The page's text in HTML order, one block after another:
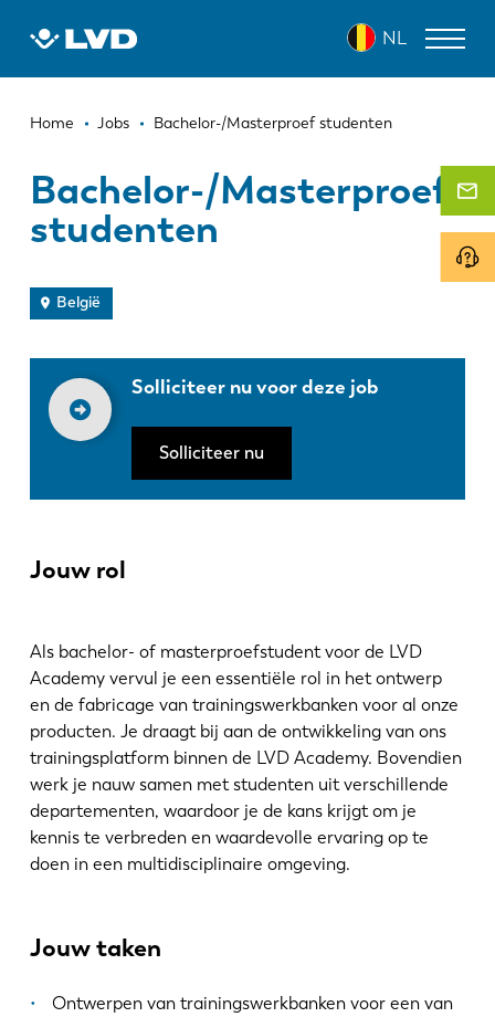
inhoud
NL
Kruimelpad
Home Jobs Bachelor-/Masterproef studenten
Bachelor-/Masterproef
studenten
België
Solliciteer nu voor deze job
Solliciteer nu
Jouw rol
Als bachelor- of masterproefstudent voor de LVD
Academy vervul je een essentiële rol in het ontwerp
en de fabricage van trainingswerkbanken voor al onze
producten. Je draagt bij aan de ontwikkeling van ons
trainingsplatform binnen de LVD Academy. Bovendien
werk je nauw samen met studenten uit verschillende
departementen, waardoor je de kans krijgt om je
kennis te verbreden en waardevolle ervaring op te
doen in een multidisciplinaire omgeving.
Jouw taken
Ontwerpen van trainingswerkbanken voor een van
LASERSNIJMACHINES
PANEELBUIGMACHINES
GUILLOTINESCHAREN
SOFTWARE
CUSTOMER SERVICE
Nieuws
Klantenverhalen
Sectoren en oplossingen
Jobs
Contacteer ons